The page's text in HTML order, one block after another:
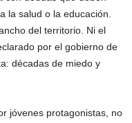
la salud o la educación.
del territorio. Ni el
por el gobierno de
décadas de miedo y
jóvenes protagonistas, no